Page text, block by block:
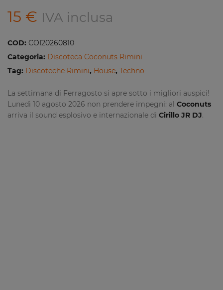
15 € IVA inclusa
COD: COI20260810
Categoria: Discoteca Coconuts Rimini
Tag: Discoteche Rimini, House, Techno
La settimana di Ferragosto si apre sotto i migliori auspici!
Lunedì 10 agosto 2026 non prendere impegni: al Coconuts
arriva il sound esplosivo e internazionale di Cirillo JR DJ.